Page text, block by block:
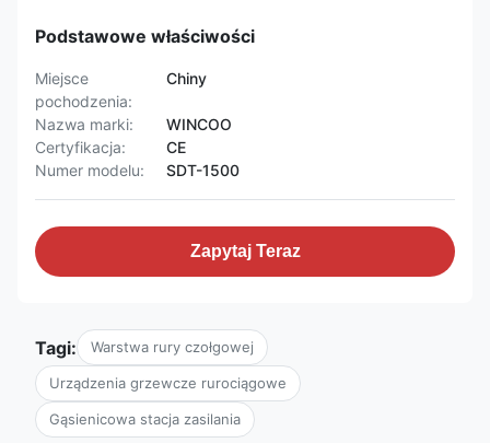
Podstawowe właściwości
Miejsce
pochodzenia:
Chiny
Nazwa marki:
WINCOO
Certyfikacja:
CE
Numer modelu:
SDT-1500
Zapytaj Teraz
Tagi: Warstwa rury czołgowej
Urządzenia grzewcze rurociągowe
Gąsienicowa stacja zasilania